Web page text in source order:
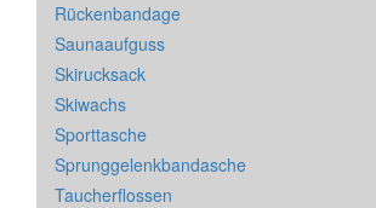
Rückenbandage
Saunaaufguss
Skirucksack
Skiwachs
Sporttasche
Sprunggelenkbandasche
Taucherflossen